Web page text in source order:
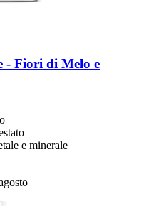
-​ Fiori di Melo e
e minerale